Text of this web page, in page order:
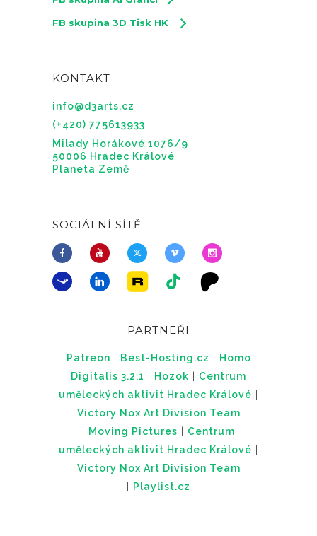
FB skupina 3D Tisk HK
KONTAKT
info@d3arts.cz
(+420) 775613933
Milady Horákové 1076/9
50006 Hradec Králové
Planeta Země
SOCIÁLNÍ SÍTĚ
PARTNEŘI
Patreon Best-Hosting.cz
Homo
Digitalis 3.2.1
Hozok
Centrum
uměleckých aktivit Hradec Králové
Victory Nox Art Division Team
Moving Pictures
Centrum
uměleckých aktivit Hradec Králové
Victory Nox Art Division Team
Playlist.cz